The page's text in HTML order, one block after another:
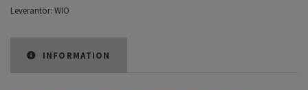
Leverantör: WIO
INFORMATION